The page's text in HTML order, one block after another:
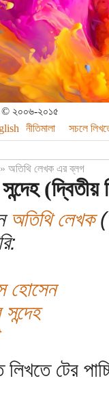
© ২০০৬-২০১৫
নীতিমালা সচলে
অতিথি লেখক এর ব্লগ
অতিথি লেখক
হোসেন
লিখতে টের